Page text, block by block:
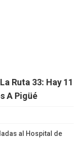
Ruta 33: Hay 11
A Pigüé
al Hospital de